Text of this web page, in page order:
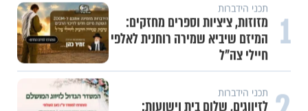
1 תכני הידברות
מזוזות, ציציות וספרים מחזקים:
המיזם שיביא שמירה רוחנית לאלפי
חיילי צה"ל
תכני הידברות
לזיווגים, שלום בית וישועות: